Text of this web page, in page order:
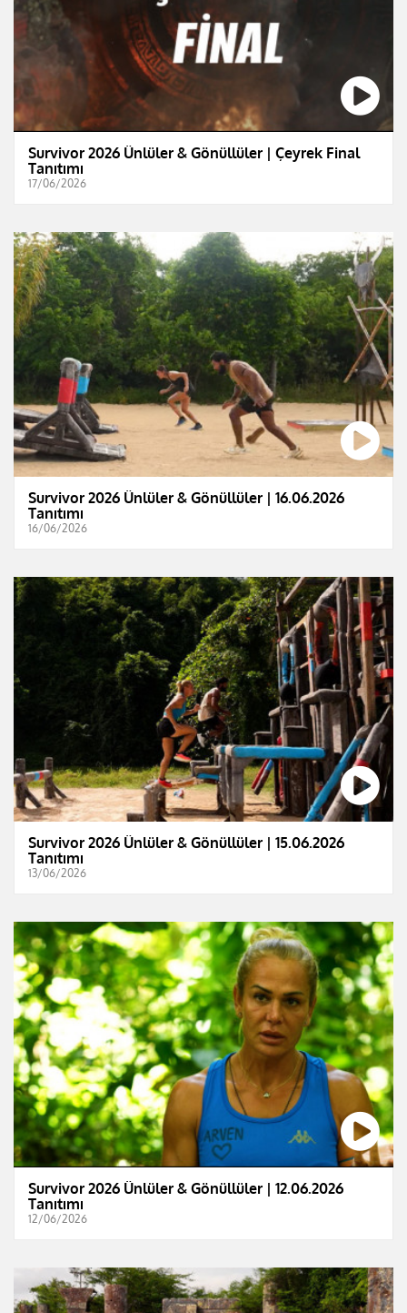
Survivor 2026 Ünlüler & Gönüllüler | Çeyrek Final
Tanıtımı
17/06/2026
Survivor 2026 Ünlüler & Gönüllüler | 16.06.2026
Tanıtımı
16/06/2026
Survivor 2026 Ünlüler & Gönüllüler | 15.06.2026
Tanıtımı
13/06/2026
Survivor 2026 Ünlüler & Gönüllüler | 12.06.2026
Tanıtımı
12/06/2026